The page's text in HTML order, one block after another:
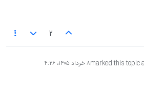
2
marked this topic۸ خرداد ۱۴۰۵،‏ ۴:۲۶